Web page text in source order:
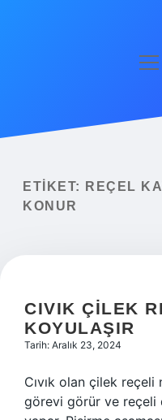
Yasal Uyarı
ETIKET:
REÇEL
KONUR
CIVIK ÇILEK
KOYULAŞIR
Tarih: Aralık 23, 2024
Cıvık olan çilek reçeli
görevi görür ve reçeli